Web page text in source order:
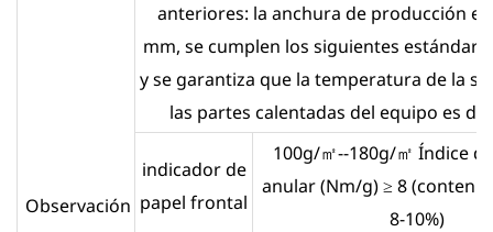
Observación
anteriores: la anchura de producción es
mm, se cumplen los siguientes
y se garantiza que la temperatura de la
las partes calentadas del equipo es de
indicador de
papel frontal
100g/㎡--180g/㎡ Índice
anular (Nm/g) ≥ 8
8-10%)